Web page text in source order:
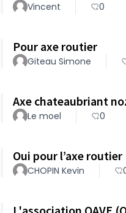
Vincent 0
Pour axe routier
Giteau Simone
Axe chateaubriant
Le moel 0
Oui pour l’axe routier
CHOPIN Kevin